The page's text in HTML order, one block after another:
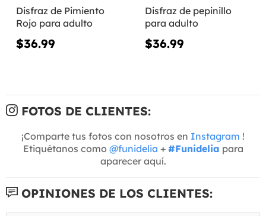
Disfraz de Pimiento
Rojo para adulto
$36.99
Disfraz de pepinillo
para adulto
$36.99
FOTOS DE CLIENTES:
¡Comparte tus fotos con nosotros en Instagram !
Etiquétanos como @funidelia + #Funidelia para
aparecer aquí.
OPINIONES DE LOS CLIENTES: